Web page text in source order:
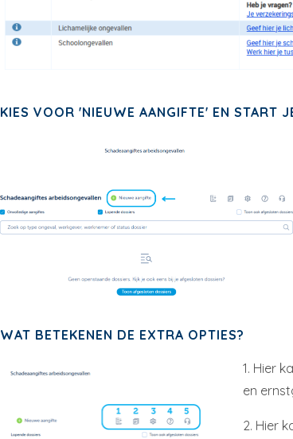
KIES VOOR 'NIEUWE AANGIFTE' EN START
WAT BETEKENEN DE EXTRA OPTIES?
1. Hier
en
2. Hier